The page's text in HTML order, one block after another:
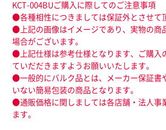
KCT-004BUご購入に際してのご注意事項
●各種相性につきましては保証外とさせて
●上記の画像はイメージであり、実物の商
場合がございます。
●上記仕様は参考仕様となります、ご購入
ていだだきますようお願いいたします。
●一般的にバルク品とは、メーカー保証書
いない簡易包装の商品となります。
●通販価格に関しましては各店舗・法人事
ます。